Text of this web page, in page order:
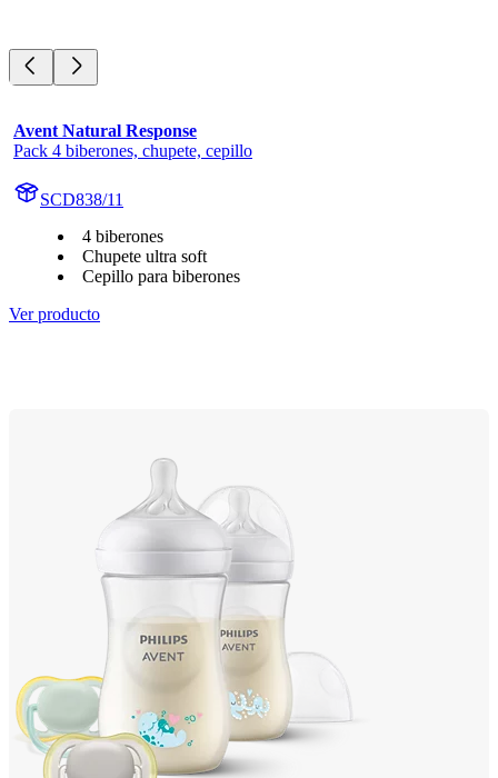
Avent Natural Response
Pack 4 biberones, chupete, cepillo
SCD838/11
4 biberones
Chupete ultra soft
Cepillo para biberones
Ver producto